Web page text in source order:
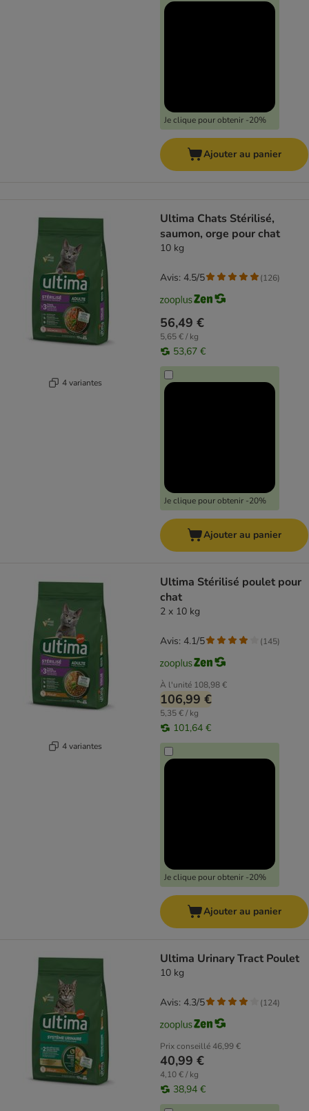
Je clique pour obtenir -20%
Ajouter au panier
4 variantes
Ultima Chats Stérilisé,
saumon, orge pour chat
10 kg
56,49 €
5,65 € / kg
53,67 €
Je clique pour obtenir -20%
Avis: 4.5/5 (126)
Ajouter au panier
4 variantes
Ultima Stérilisé poulet pour
chat
2 x 10 kg
À l'unité 108,98 €
106,99 €
5,35 € / kg
101,64 €
Je clique pour obtenir -20%
Avis: 4.1/5 (145)
Ajouter au panier
Ultima Urinary Tract Poulet
10 kg
Prix conseillé46,99 €
40,99 €
4,10 € / kg
38,94 €
Avis: 4.3/5 (124)